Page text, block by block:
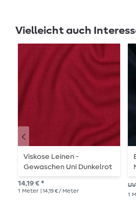
Vielleicht auch
Viskose Leinen -
Gewaschen Uni Dunkelrot
14,19 € *
1 Meter | 14,19 € / Meter
1